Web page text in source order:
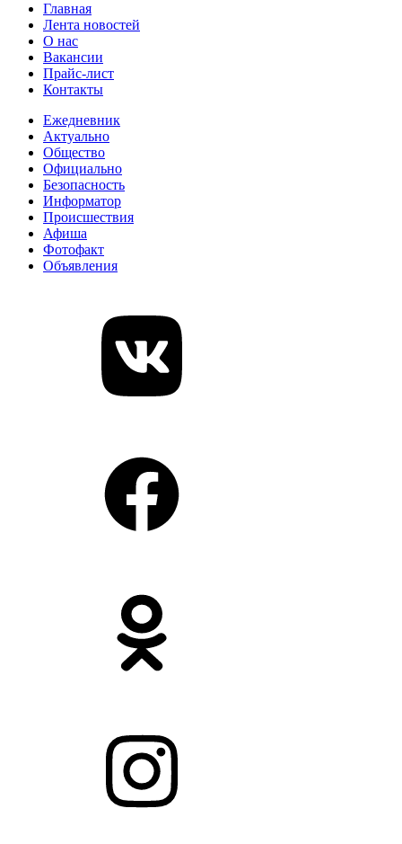
Главная
Лента новостей
О нас
Вакансии
Прайс-лист
Контакты
Ежедневник
Актуально
Общество
Официально
Безопасность
Информатор
Происшествия
Афиша
Фотофакт
Объявления